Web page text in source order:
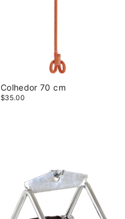
Colhedor 70 cm
$35.00